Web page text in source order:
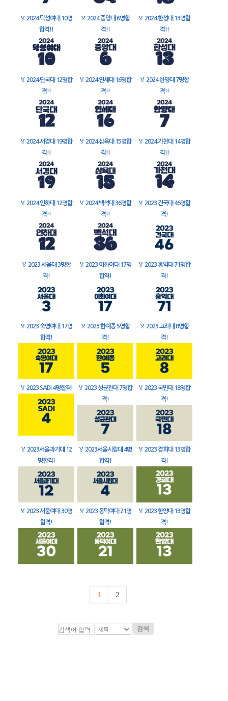
🏅 2024 덕성여대 10명
합격!!
🏅 2024 중앙대 6명합
격!!
🏅 2024 한성대 13명합
격!!
🏅 2024 단국대 12명합
격!!
🏅 2024 연세대 16명합
격!!
🏅 2024 한양대 7명합
격!!
🏅 2024 서경대 19명합
격!!
🏅 2024 삼육대 15명합
격!!
🏅 2024 가천대 14명합
격!!
🏅 2024 인하대 12명합
격!!
🏅 2024 백석대 36명합
격!!
🏅 2023 건국대 46명합
격!
🏅 2023 서울대 3명합
격!
🏅 2023 이화여대 17명
합격!
🏅 2023 홍익대 71명합
격!
🏅 2023 숙명여대 17명
합격!
🏅 2023 한예종 5명합
격!
🏅 2023 고려대 8명합
격!
🏅 2023 SADI 4명합격! 🏅 2023 성균관대 7명합
격!
🏅 2023 국민대 18명합
격!
🏅 2023서울과기대 12
명합격!
🏅 2023서울시립대 4명
합격!
🏅 2023 경희대 13명합
격!
🏅 2023 서울여대 30명
합격!
🏅 2023 동덕여대 21명
합격!
🏅 2023 한양대 13명합
격!
1 2
검색